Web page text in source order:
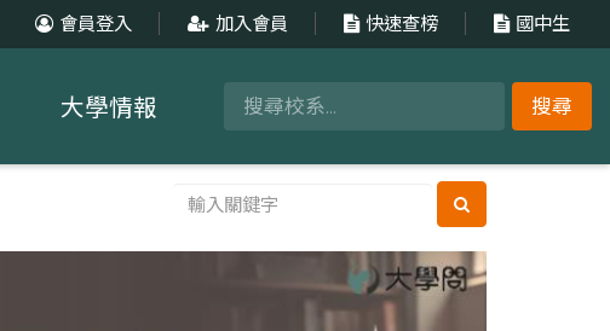
會員登入 加入會員 快速查榜 國中生
搜尋
大學情報